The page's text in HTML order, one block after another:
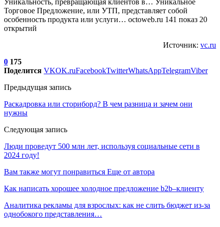
Уникальность, превращающая клиентов в… Уникальное
Торговое Предложение, или УТП, представляет собой
особенность продукта или услуги… octoweb.ru 141 показ 20
открытий
Источник: vc.ru
0 175
Поделится VKOK.ruFacebookTwitterWhatsAppTelegramViber
Предыдущая запись
Раскадровка или сториборд? В чем разница и зачем они
нужны
Следующая запись
Люди проведут 500 млн лет, используя социальные сети в
2024 году!
Вам также могут понравиться Еще от автора
Как написать хорошее холодное предложение b2b–клиенту
Аналитика рекламы для взрослых: как не слить бюджет из-за
однобокого представления…